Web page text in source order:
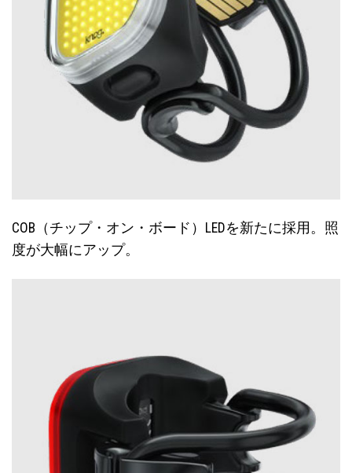
COB（チップ・オン・ボード）LEDを新たに採用。照
度が大幅にアップ。